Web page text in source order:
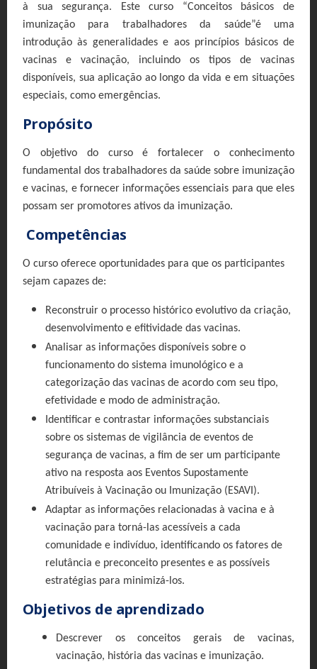
à sua segurança. Este curso “Conceitos básicos de
imunização para trabalhadores da saúde”é uma
introdução às generalidades e aos princípios básicos de
vacinas e vacinação, incluindo os tipos de vacinas
disponíveis, sua aplicação ao longo da vida e em situações
especiais, como emergências.
Propósito
O objetivo do curso é fortalecer o conhecimento
fundamental dos trabalhadores da saúde sobre imunização
e vacinas, e fornecer informações essenciais para que eles
possam ser promotores ativos da imunização.
Competências
O curso oferece oportunidades para que os participantes
sejam capazes de:
Reconstruir o processo histórico evolutivo da criação,
desenvolvimento e efitividade das vacinas.
Analisar as informações disponíveis sobre o
funcionamento do sistema imunológico e a
categorização das vacinas de acordo com seu tipo,
efetividade e modo de administração.
Identificar e contrastar informações substanciais
sobre os sistemas de vigilância de eventos de
segurança de vacinas, a fim de ser um participante
ativo na resposta aos Eventos Supostamente
Atribuíveis à Vacinação ou Imunização (ESAVI).
Adaptar as informações relacionadas à vacina e à
vacinação para torná-las acessíveis a cada
comunidade e indivíduo, identificando os fatores de
relutância e preconceito presentes e as possíveis
estratégias para minimizá-los.
Objetivos de aprendizado
Descrever os conceitos gerais de vacinas,
vacinação, história das vacinas e imunização.